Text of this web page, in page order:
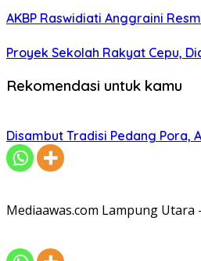
AKBP Raswidiati Anggraini
Proyek Sekolah Rakyat Cepu,
Rekomendasi untuk kamu
Disambut Tradisi Pedang Pora,
Mediaawas.com Lampung